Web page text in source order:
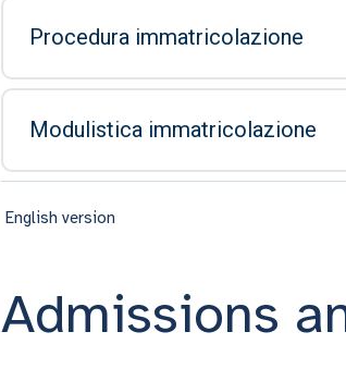
Procedura immatricolazione
Modulistica immatricolazione
English version
Admissions